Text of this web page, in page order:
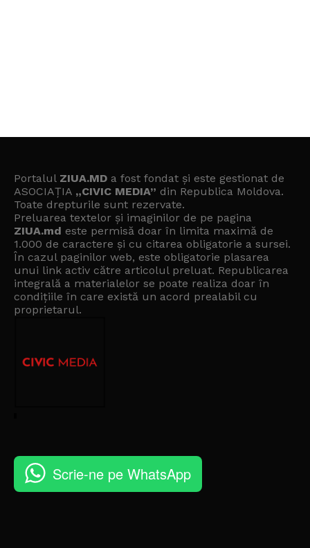
Portalul ZIUA.MD a fost fondat și este gestionat de
ASOCIAȚIA „CIVIC MEDIA” din Republica Moldova.
Toate drepturile sunt rezervate.
Preluarea textelor și imaginilor de pe pagina
ZIUA.md este permisă doar în limita maximă de
1.000 de caractere și cu citarea obligatorie a sursei.
În cazul paginilor web, este obligatorie plasarea
unui link activ către articolul preluat. Republicarea
integrală a materialelor se poate realiza doar în
condițiile în care există un acord prealabil cu
proprietarul.
Scrie-ne pe WhatsApp